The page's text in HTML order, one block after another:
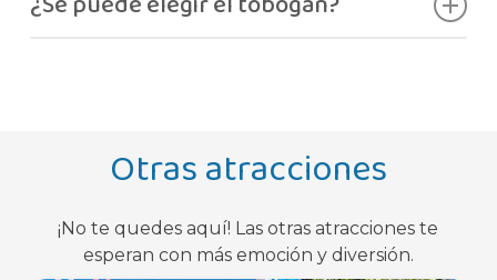
Otras atracciones
¡No te quedes aquí! Las otras atracciones te
esperan con más emoción y diversión.